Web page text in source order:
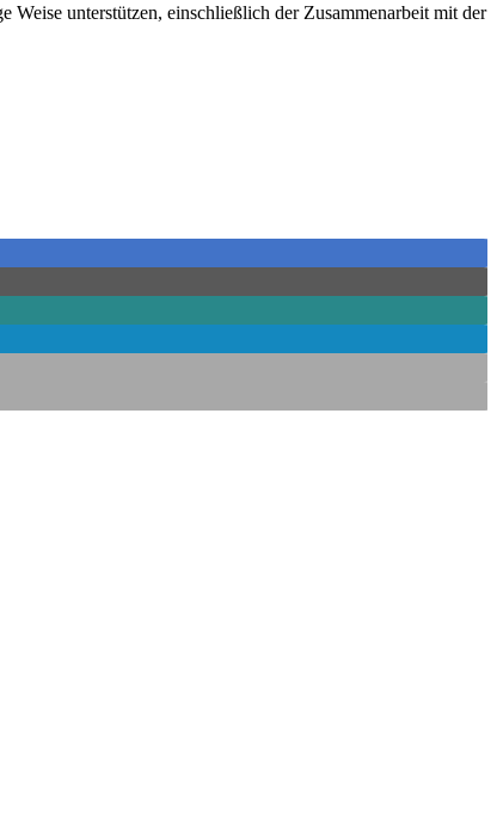
unterstützen, einschließlich der Zusammenarbeit mit der